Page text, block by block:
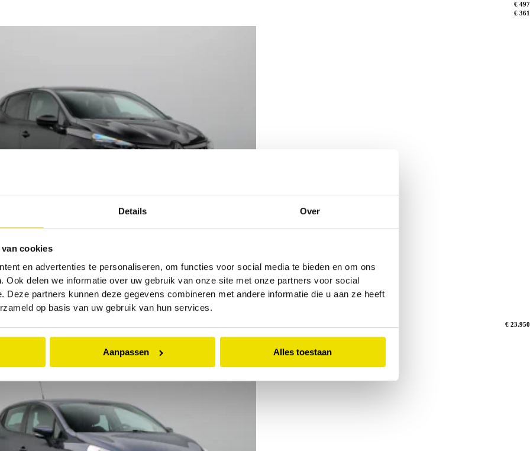
Details Over
cookies
en advertenties te personaliseren, om functies voor social media te bieden en om ons
Ook delen we informatie over uw gebruik van onze site met onze partners voor social
Deze partners kunnen deze gegevens combineren met andere informatie die u aan ze heeft
op basis van uw gebruik van hun services.
Aanpassen Alles toestaan
€ 497
€ 361
techno | Digitaal dashboard | Navigatie | Stoel- en stuurwielverwarming |
€ 23.950